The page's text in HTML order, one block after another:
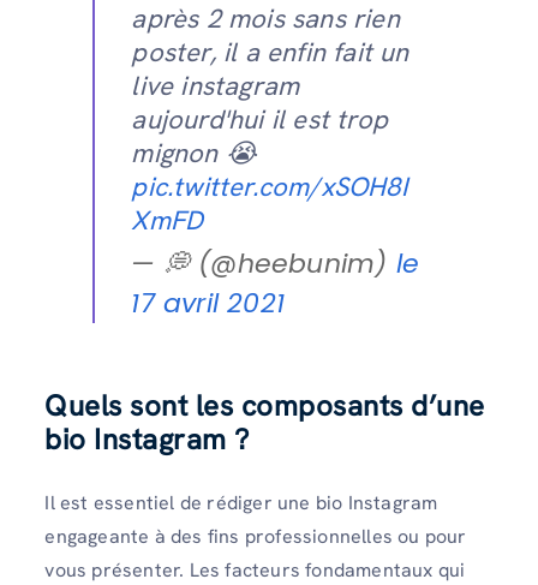
après 2 mois sans rien
poster, il a enfin fait un
live instagram
aujourd'hui il est trop
mignon 😭
pic.twitter.com/xSOH8I
XmFD
— 💭 (@heebunim) le
17 avril 2021
Quels sont les composants d’une
bio Instagram ?
Il est essentiel de rédiger une bio Instagram
engageante à des fins professionnelles ou pour
vous présenter. Les facteurs fondamentaux qui